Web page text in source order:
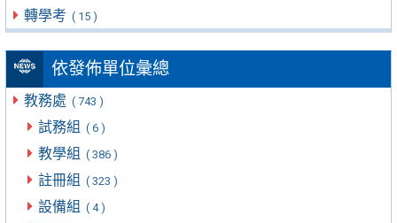
轉學考 ( 15 )
依發佈單位彙總
教務處 ( 743 )
試務組 ( 6 )
教學組 ( 386 )
註冊組 ( 323 )
設備組 ( 4 )